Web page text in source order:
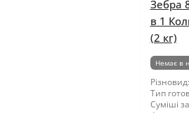
Зебра
в 1
(2 кг)
Немає в
Різновид:
Тип
Суміші